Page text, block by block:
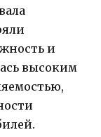
и
высоким